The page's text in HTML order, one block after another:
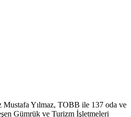
Mustafa Yılmaz, TOBB ile 137 oda ve
Gümrük ve Turizm İşletmeleri